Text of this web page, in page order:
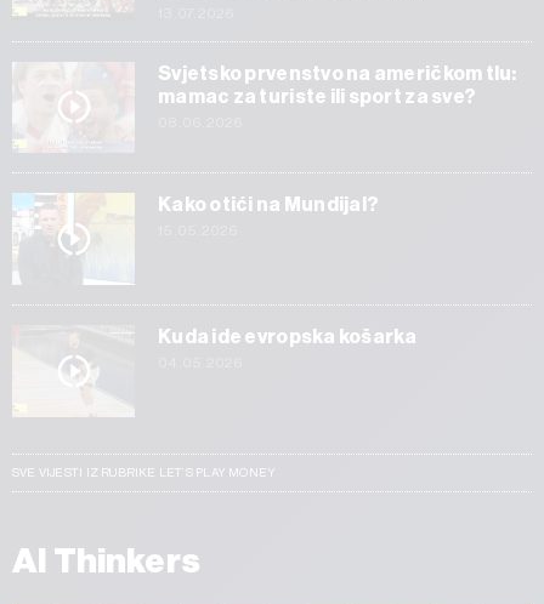
Svjetsko prvenstvo na američkom tlu:
mamac za turiste ili sport za sve?
Kako otići na Mundijal?
Kuda ide evropska košarka
SVE VIJESTI IZ RUBRIKE LET’S PLAY MONEY
AI Thinkers